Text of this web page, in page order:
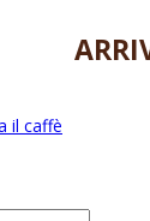
il caffè